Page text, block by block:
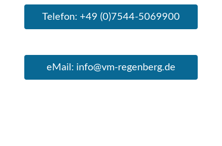
Telefon: +49 (0)7544-5069900
eMail: info@vm-regenberg.de